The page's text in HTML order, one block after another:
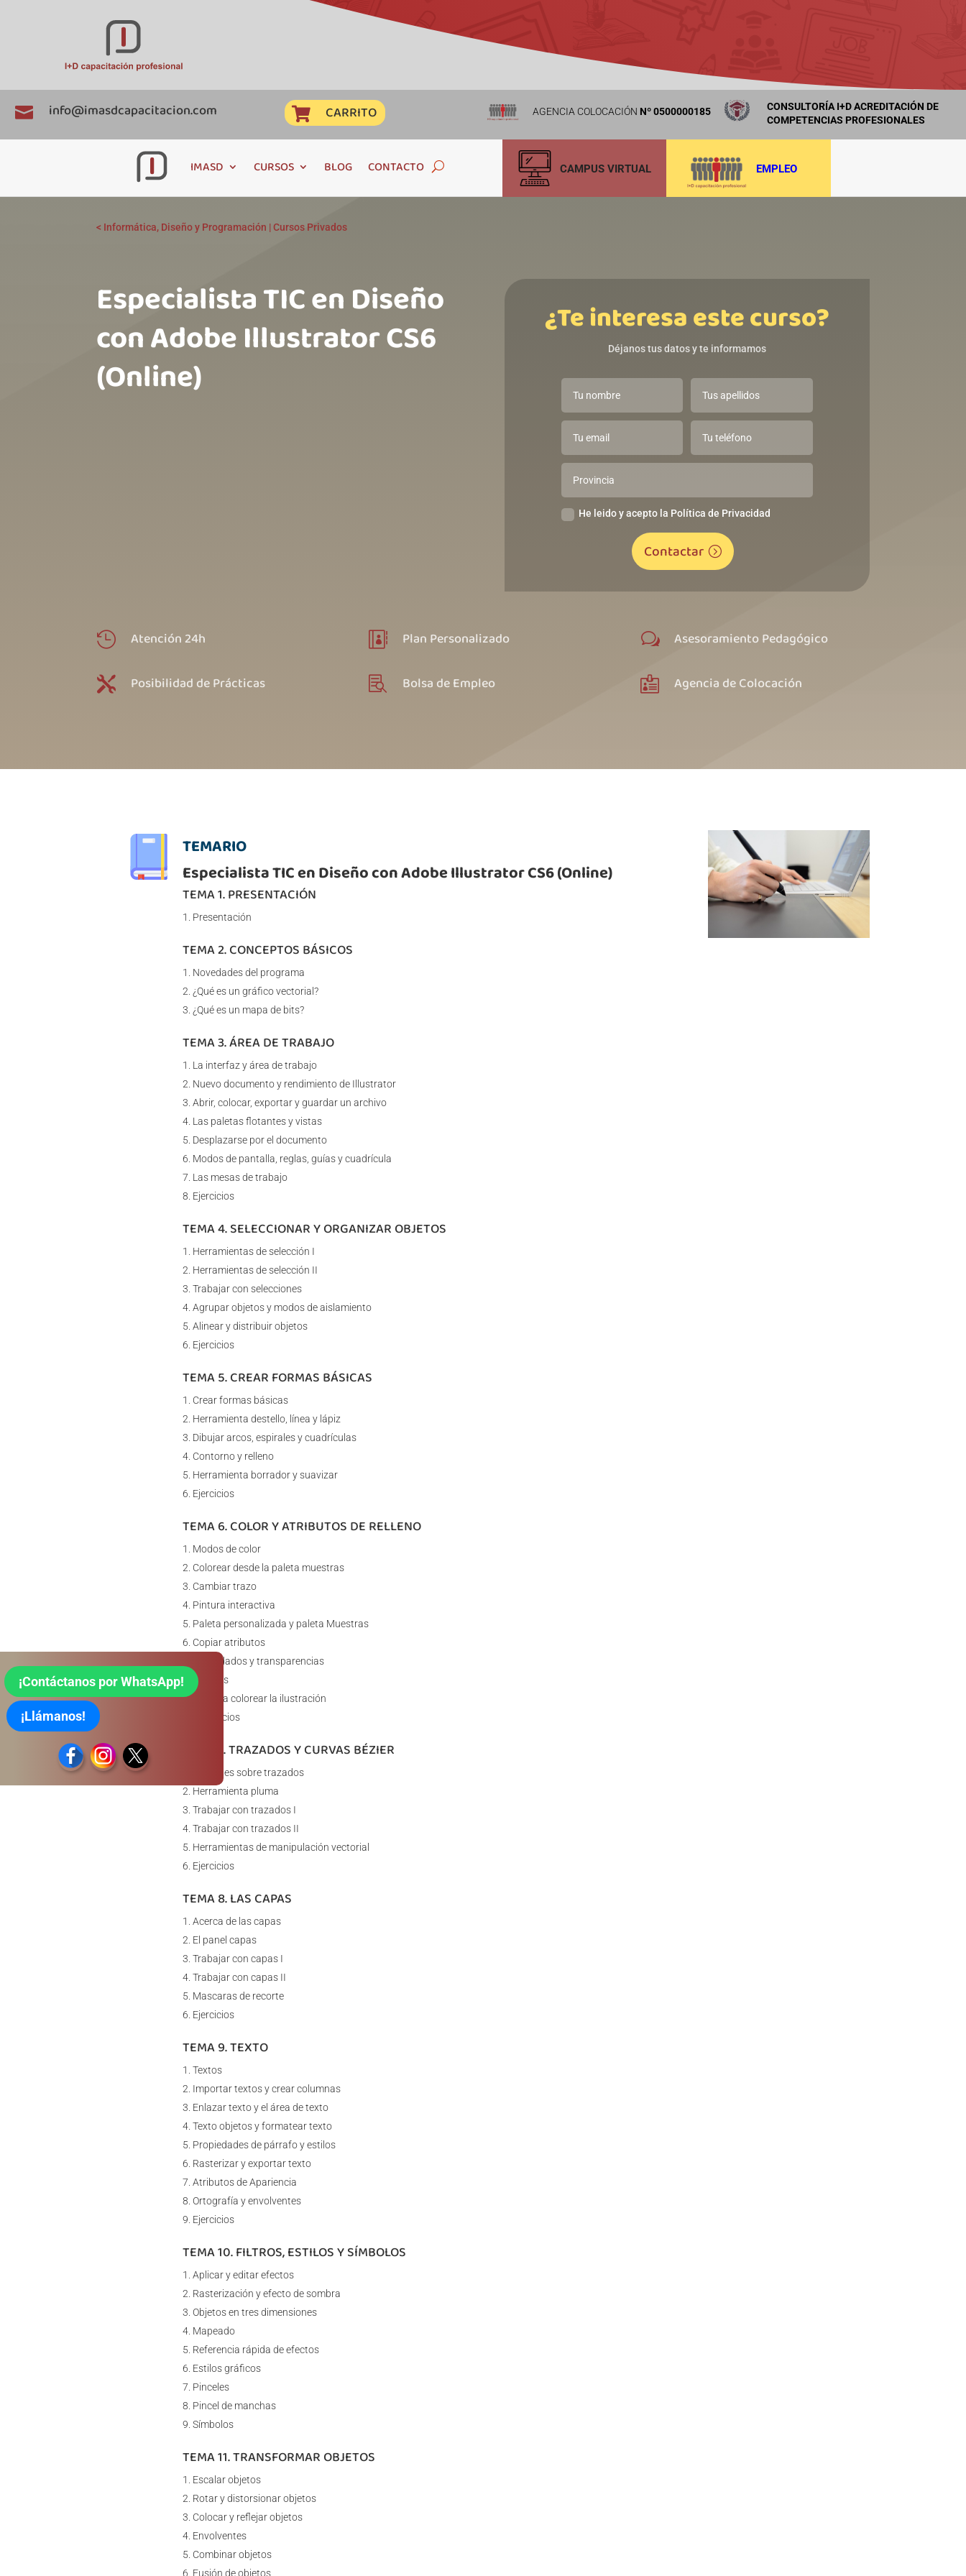
 info@imasdcapacitacion.com  CARRITO AGENCIA COLOCACIÓN Nº 0500000185
CONSULTORÍA I+D ACREDITACIÓN DE
COMPETENCIAS PROFESIONALES
IMASD CURSOS BLOG CONTACTO EMPLEO
CAMPUS VIRTUAL
< Informática, Diseño y Programación |Cursos Privados
Especialista TIC en Diseño
con Adobe Illustrator CS6
(Online) ‎ ‎ ‎ ‎ ‎ ‎ ‎ ‎ ‎ ‎ ‎ ‎ ‎ ‎ ‎ ‎ ‎ ‎ ‎
¿Te interesa este curso?
Déjanos tus datos y te informamos
He leido y acepto la Política de Privacidad
Contactar
 Atención 24h
 Posibilidad de Prácticas
 Plan Personalizado
 Bolsa de Empleo
w Asesoramiento Pedagógico
 Agencia de Colocación
TEMARIO
Especialista TIC en Diseño con Adobe Illustrator CS6 (Online)
TEMA 1. PRESENTACIÓN
Presentación
TEMA 2. CONCEPTOS BÁSICOS
Novedades del programa
¿Qué es un gráfico vectorial?
¿Qué es un mapa de bits?
TEMA 3. ÁREA DE TRABAJO
La interfaz y área de trabajo
Nuevo documento y rendimiento de Illustrator
Abrir, colocar, exportar y guardar un archivo
Las paletas flotantes y vistas
Desplazarse por el documento
Modos de pantalla, reglas, guías y cuadrícula
Las mesas de trabajo
Ejercicios
TEMA 4. SELECCIONAR Y ORGANIZAR OBJETOS
Herramientas de selección I
Herramientas de selección II
Trabajar con selecciones
Agrupar objetos y modos de aislamiento
Alinear y distribuir objetos
Ejercicios
TEMA 5. CREAR FORMAS BÁSICAS
Crear formas básicas
Herramienta destello, línea y lápiz
Dibujar arcos, espirales y cuadrículas
Contorno y relleno
Herramienta borrador y suavizar
Ejercicios
TEMA 6. COLOR Y ATRIBUTOS DE RELLENO
Modos de color
Colorear desde la paleta muestras
Cambiar trazo
Pintura interactiva
Paleta personalizada y paleta Muestras
Copiar atributos
Degradados y transparencias
Motivos
Volver a colorear la ilustración
Ejercicios
TEMA 7. TRAZADOS Y CURVAS BÉZIER
Nociones sobre trazados
Herramienta pluma
Trabajar con trazados I
Trabajar con trazados II
Herramientas de manipulación vectorial
Ejercicios
TEMA 8. LAS CAPAS
Acerca de las capas
El panel capas
Trabajar con capas I
Trabajar con capas II
Mascaras de recorte
Ejercicios
TEMA 9. TEXTO
Textos
Importar textos y crear columnas
Enlazar texto y el área de texto
Texto objetos y formatear texto
Propiedades de párrafo y estilos
Rasterizar y exportar texto
Atributos de Apariencia
Ortografía y envolventes
Ejercicios
TEMA 10. FILTROS, ESTILOS Y SÍMBOLOS
Aplicar y editar efectos
Rasterización y efecto de sombra
Objetos en tres dimensiones
Mapeado
Referencia rápida de efectos
Estilos gráficos
Pinceles
Pincel de manchas
Símbolos
TEMA 11. TRANSFORMAR OBJETOS
Escalar objetos
Rotar y distorsionar objetos
Colocar y reflejar objetos
Envolventes
Combinar objetos
Fusión de objetos
¡Contáctanos por WhatsApp!
¡Llámanos!